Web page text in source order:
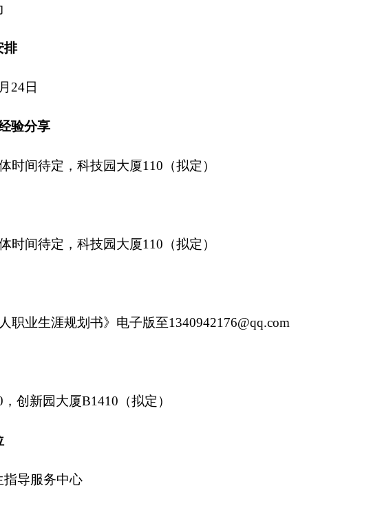
排
24日
验分享
时间待定，科技园大厦110（拟定）
时间待定，科技园大厦110（拟定）
职业生涯规划书》电子版至1340942176@qq.com
创新园大厦B1410（拟定）
导服务中心